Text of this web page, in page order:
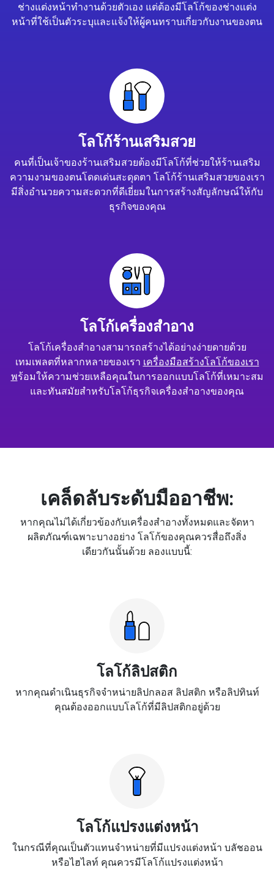
ช่างแต่งหน้าทำงานด้วยตัวเอง แต่ต้องมีโลโก้ของช่างแต่ง
หน้าที่ใช้เป็นตัวระบุและแจ้งให้ผู้คนทราบเกี่ยวกับงานของตน
โลโก้ร้านเสริมสวย
คนที่เป็นเจ้าของร้านเสริมสวยต้องมีโลโก้ที่ช่วยให้ร้านเสริม
ความงามของตนโดดเด่นสะดุดตา โลโก้ร้านเสริมสวยของเรา
มีสิ่งอำนวยความสะดวกที่ดีเยี่ยมในการสร้างสัญลักษณ์ให้กับ
ธุรกิจของคุณ
โลโก้เครื่องสำอาง
โลโก้เครื่องสำอางสามารถสร้างได้อย่างง่ายดายด้วย
เทมเพลตที่หลากหลายของเรา เครื่องมือสร้างโลโก้ของเรา
พร้อมให้ความช่วยเหลือคุณในการออกแบบโลโก้ที่เหมาะสม
และทันสมัยสำหรับโลโก้ธุรกิจเครื่องสำอางของคุณ
เคล็ดลับระดับมืออาชีพ:
หากคุณไม่ได้เกี่ยวข้องกับเครื่องสำอางทั้งหมดและจัดหา
ผลิตภัณฑ์เฉพาะบางอย่าง โลโก้ของคุณควรสื่อถึงสิ่ง
เดียวกันนั้นด้วย ลองแบบนี้:
โลโก้ลิปสติก
หากคุณดำเนินธุรกิจจำหน่ายลิปกลอส ลิปสติก หรือลิปทินท์
คุณต้องออกแบบโลโก้ที่มีลิปสติกอยู่ด้วย
โลโก้แปรงแต่งหน้า
ในกรณีที่คุณเป็นตัวแทนจำหน่ายที่มีแปรงแต่งหน้า บลัชออน
หรือไฮไลท์ คุณควรมีโลโก้แปรงแต่งหน้า